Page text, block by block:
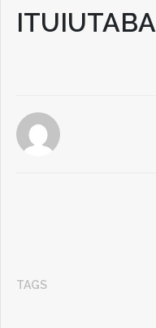
ITUIUTABA
TAGS